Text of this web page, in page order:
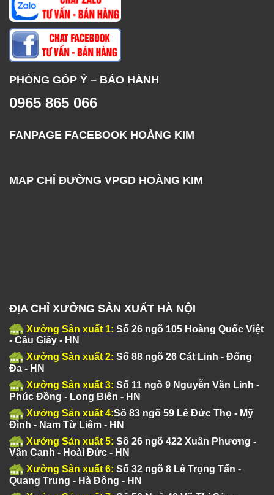
PHÒNG GÓP Ý – BẢO HÀNH
0965 865 066
FANPAGE FACEBOOK HOÀNG KIM
MAP CHỈ ĐƯỜNG VPGD HOÀNG KIM
ĐỊA CHỈ XƯỞNG SẢN XUẤT HÀ NỘI
Xưởng Sản xuất 1: Số 26 ngõ 105 Hoàng Quốc Việt
- Cầu Giấy - HN
Xưởng Sản xuất 2: Số 88 ngõ 26 Cát Linh - Đống
Đa - HN
Xưởng Sản xuất 3: Số 11 ngõ 9 Nguyễn Văn Linh -
Phúc Đồng - Long Biên - HN
Xưởng Sản xuất 4:Số 83 ngõ 59 Lê Đức Thọ - Mỹ
Đình - Nam Từ Liêm - HN
Xưởng Sản xuất 5: Số 26 ngõ 422 Xuân Phương -
Vân Canh - Hoài Đức - HN
Xưởng Sản xuất 6: Số 32 ngõ 8 Lê Trọng Tấn -
Quang Trung - Hà Đông - HN